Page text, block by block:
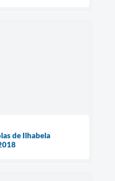
de Ilhabela